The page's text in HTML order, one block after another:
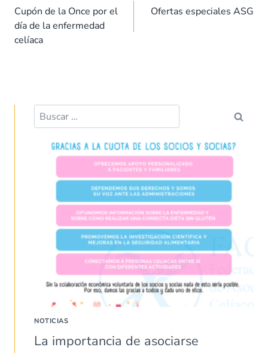
o
o
A
p
dI
n
ar
Cupón de la Once por el
día de la enfermedad
celíaca
Ofertas especiales ASG
NOTICIAS
La importancia de asociarse